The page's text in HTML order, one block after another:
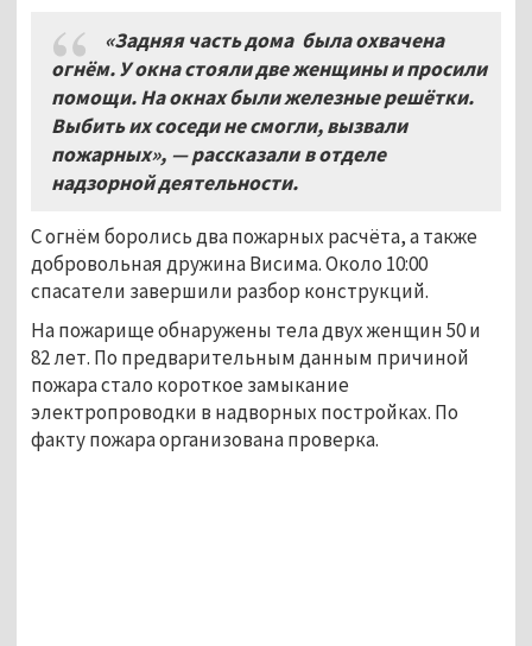
«Задняя часть дома была охвачена
огнём. У окна стояли две женщины и просили
помощи. На окнах были железные решётки.
Выбить их соседи не смогли, вызвали
пожарных», — рассказали в отделе
надзорной деятельности.
С огнём боролись два пожарных расчёта, а также
добровольная дружина Висима. Около 10:00
спасатели завершили разбор конструкций.
На пожарище обнаружены тела двух женщин 50 и
82 лет. По предварительным данным причиной
пожара стало короткое замыкание
электропроводки в надворных постройках. По
факту пожара организована проверка.